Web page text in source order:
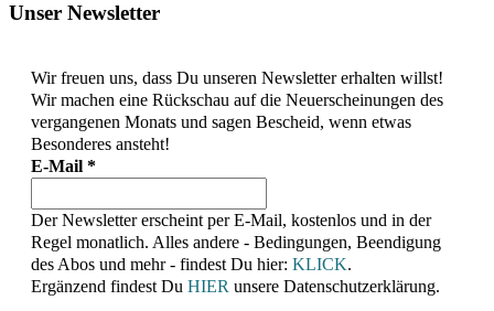
Unser Newsletter
Wir freuen uns, dass Du unseren Newsletter erhalten willst!
Wir machen eine Rückschau auf die Neuerscheinungen des
vergangenen Monats und sagen Bescheid, wenn etwas
Besonderes ansteht!
E-Mail *
Der Newsletter erscheint per E-Mail, kostenlos und in der
Regel monatlich. Alles andere - Bedingungen, Beendigung
des Abos und mehr - findest Du hier: KLICK.
Ergänzend findest Du HIER unsere Datenschutzerklärung.